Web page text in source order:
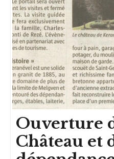
Ouverture
Château et